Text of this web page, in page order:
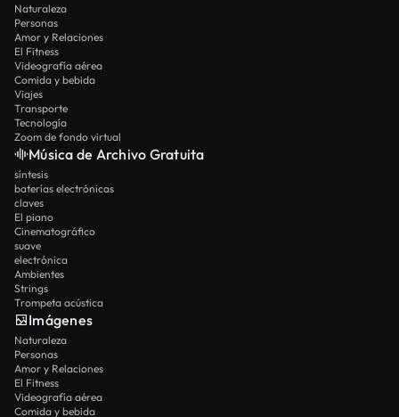
Naturaleza
Personas
Amor y Relaciones
El Fitness
Videografía aérea
Comida y bebida
Viajes
Transporte
Tecnología
Zoom de fondo virtual
Música de Archivo Gratuita
síntesis
baterías electrónicas
claves
El piano
Cinematográfico
suave
electrónica
Ambientes
Strings
Trompeta acústica
Imágenes
Naturaleza
Personas
Amor y Relaciones
El Fitness
Videografía aérea
Comida y bebida